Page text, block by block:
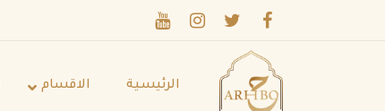
الرئيسية الاقسام